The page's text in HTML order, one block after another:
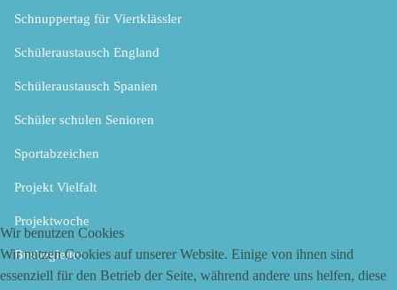
Schnuppertag für Viertklässler
Schüleraustausch England
Schüleraustausch Spanien
Schüler schulen Senioren
Sportabzeichen
Projekt Vielfalt
Projektwoche
Busbegleiter
Wir benutzen Cookies
Wir nutzen Cookies auf unserer Website. Einige von ihnen sind
essenziell für den Betrieb der Seite, während andere uns helfen, diese